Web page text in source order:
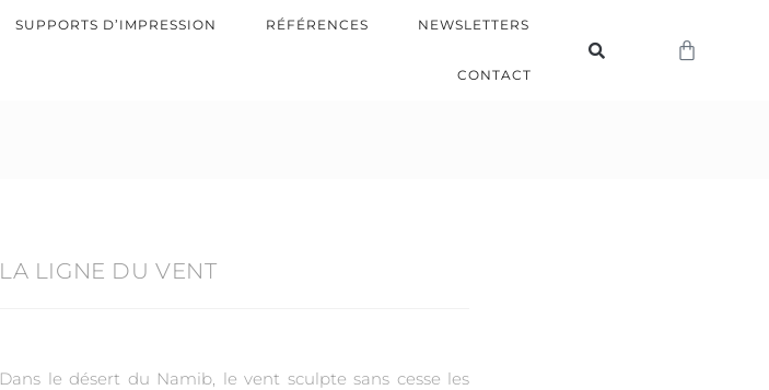
SUPPORTS D’IMPRESSION RÉFÉRENCES NEWSLETTERS
CONTACT
LA LIGNE DU VENT
Dans le désert du Namib, le vent sculpte sans cesse les